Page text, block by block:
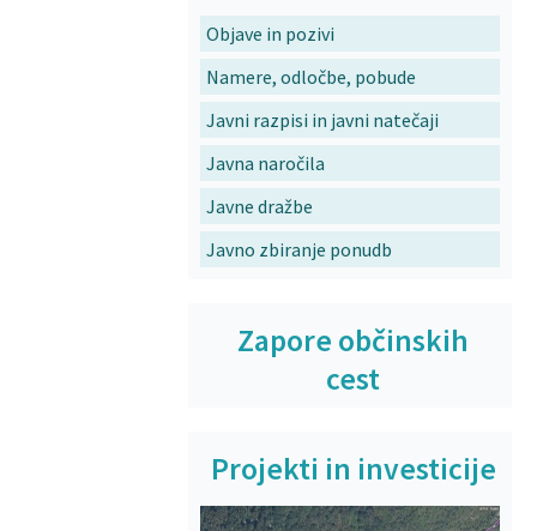
Objave in pozivi
Namere, odločbe, pobude
Javni razpisi in javni natečaji
Javna naročila
Javne dražbe
Javno zbiranje ponudb
Zapore občinskih
cest
Projekti in investicije